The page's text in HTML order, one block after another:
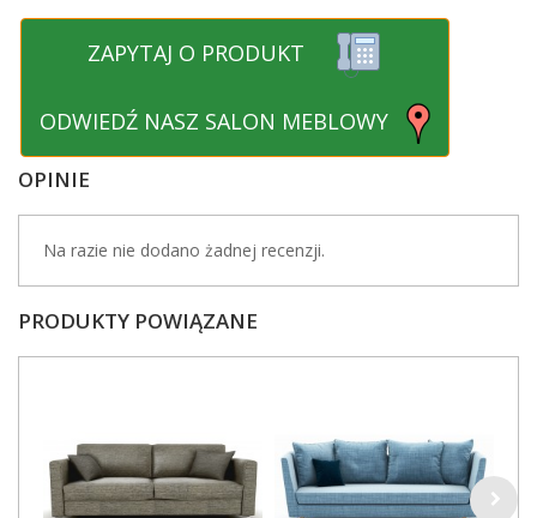
ZAPYTAJ O PRODUKT
ODWIEDŹ NASZ SALON MEBLOWY
OPINIE
Na razie nie dodano żadnej recenzji.
PRODUKTY POWIĄZANE